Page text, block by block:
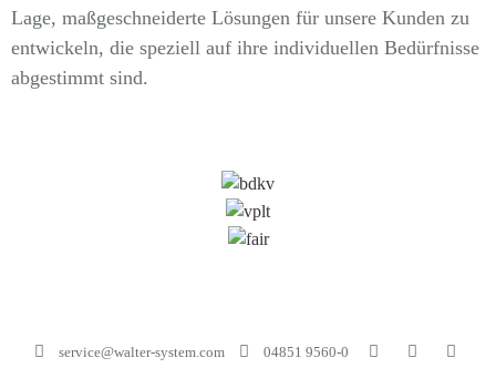
Lage, maßgeschneiderte Lösungen für unsere Kunden zu
entwickeln, die speziell auf ihre individuellen Bedürfnisse
abgestimmt sind.
service@walter-system.com 04851 9560-0